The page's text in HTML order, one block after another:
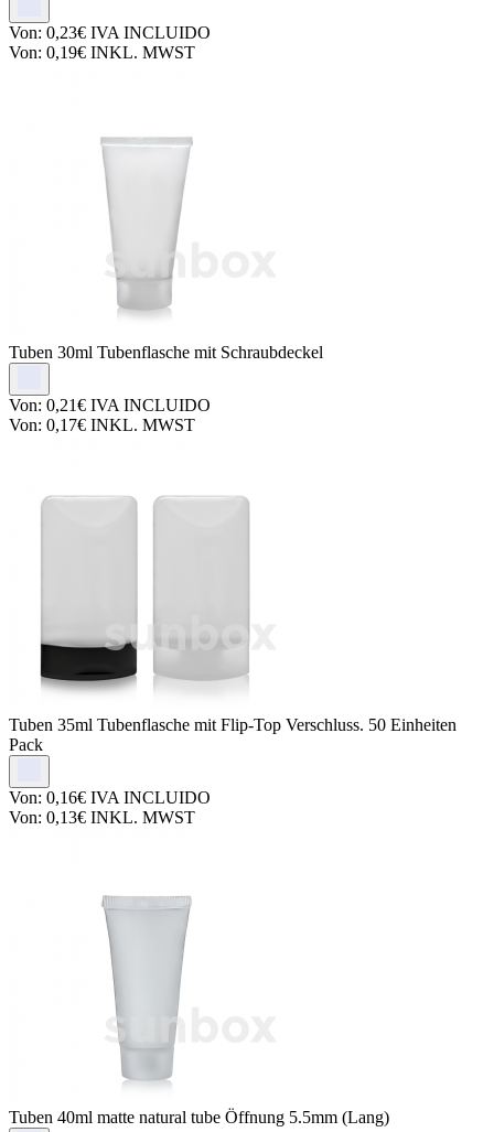
Von: 0,23€ IVA INCLUIDO
Von: 0,19€ INKL. MWST
Tuben 30ml Tubenflasche mit Schraubdeckel
Von: 0,21€ IVA INCLUIDO
Von: 0,17€ INKL. MWST
Tuben 35ml Tubenflasche mit Flip-Top Verschluss. 50 Einheiten
Pack
Von: 0,16€ IVA INCLUIDO
Von: 0,13€ INKL. MWST
Tuben 40ml matte natural tube Öffnung 5.5mm (Lang)